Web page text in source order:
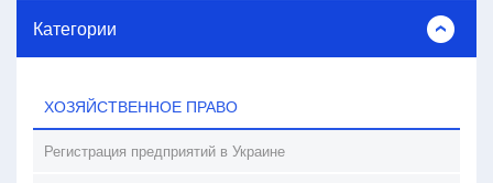
Категории
ХОЗЯЙСТВЕННОЕ ПРАВО
Регистрация предприятий в Украине